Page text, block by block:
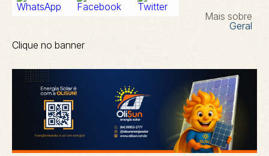
Mais sobre
Geral
Clique no banner